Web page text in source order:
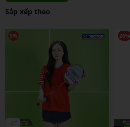
Sắp xếp theo
5% 26%